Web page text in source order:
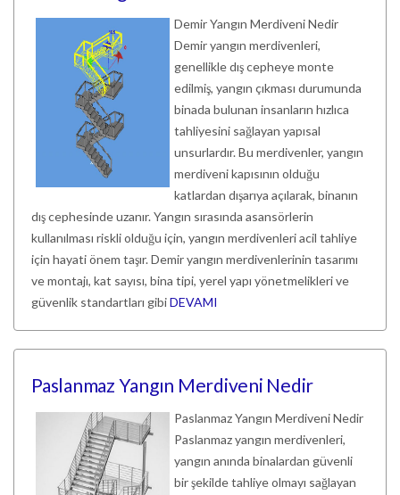
Demir Yangın Merdiveni Nedir
Demir yangın merdivenleri,
genellikle dış cepheye monte
edilmiş, yangın çıkması durumunda
binada bulunan insanların hızlıca
tahliyesini sağlayan yapısal
unsurlardır. Bu merdivenler, yangın
merdiveni kapısının olduğu
katlardan dışarıya açılarak, binanın
dış cephesinde uzanır. Yangın sırasında asansörlerin
kullanılması riskli olduğu için, yangın merdivenleri acil tahliye
için hayati önem taşır. Demir yangın merdivenlerinin tasarımı
ve montajı, kat sayısı, bina tipi, yerel yapı yönetmelikleri ve
güvenlik standartları gibiDEVAMI
Paslanmaz Yangın Merdiveni Nedir
Paslanmaz Yangın Merdiveni Nedir
Paslanmaz yangın merdivenleri,
yangın anında binalardan güvenli
bir şekilde tahliye olmayı sağlayan